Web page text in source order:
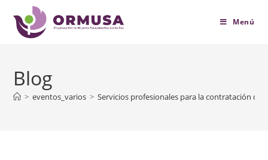
contenido
Menú
Blog
> eventos_varios > Servicios profesionales para la contratación de